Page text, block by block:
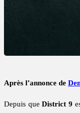
Après l’annonce de
Depuis queDistrict 9